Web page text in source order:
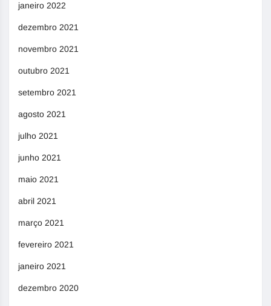
janeiro 2022
dezembro 2021
novembro 2021
outubro 2021
setembro 2021
agosto 2021
julho 2021
junho 2021
maio 2021
abril 2021
março 2021
fevereiro 2021
janeiro 2021
dezembro 2020